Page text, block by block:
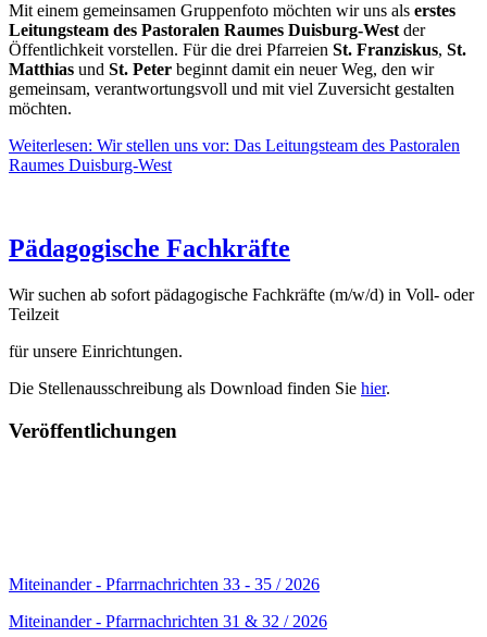
Mit einem gemeinsamen Gruppenfoto möchten wir uns als erstes
Leitungsteam des Pastoralen Raumes Duisburg‑West der
Öffentlichkeit vorstellen. Für die drei Pfarreien St. Franziskus, St.
Matthias und St. Peter beginnt damit ein neuer Weg, den wir
gemeinsam, verantwortungsvoll und mit viel Zuversicht gestalten
möchten.
Weiterlesen: Wir stellen uns vor: Das Leitungsteam des Pastoralen
Raumes Duisburg‑West
Pädagogische Fachkräfte
Wir suchen ab sofort pädagogische Fachkräfte (m/w/d) in Voll- oder
Teilzeit
für unsere Einrichtungen.
Die Stellenausschreibung als Download finden Sie hier.
Veröffentlichungen
Miteinander - Pfarrnachrichten 33 - 35 / 2026
Miteinander - Pfarrnachrichten 31 & 32 / 2026